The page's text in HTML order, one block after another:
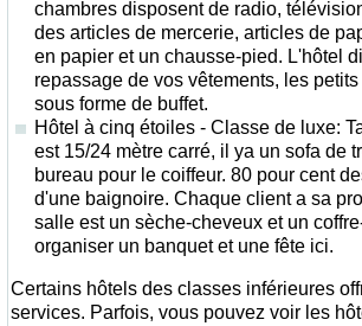
chambres disposent de radio,
des articles de mercerie, articles de
en papier et un chausse-pied. L'hôtel
repassage de vos vêtements, les
sous forme de buffet.
Hôtel à cinq étoiles - Classe de luxe:
est 15/24 mètre carré, il ya un sofa de
bureau pour le coiffeur. 80 pour cent
d'une baignoire. Chaque client a sa
salle est un sèche-cheveux et un
organiser un banquet et une fête ici.
Certains hôtels des classes inférieures
services. Parfois, vous pouvez voir les